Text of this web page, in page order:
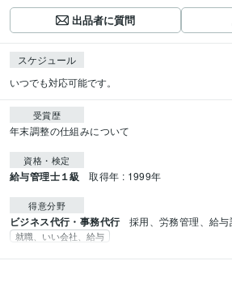
出品者に質問
スケジュール
受賞歴
年末調整の仕組みについて
資格・検定
給与管理士１級 取得年 : 1999年
得意分野
ビジネス代行・事務代行 採用、労務管理、給与
就職、いい会社、給与